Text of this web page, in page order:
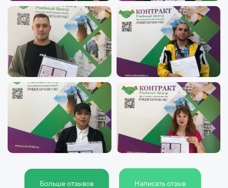
Больше отзывов Написать отзыв